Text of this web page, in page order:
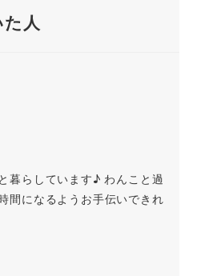
人
暮らしています♪ わんこと過
間になるようお手伝いできれ